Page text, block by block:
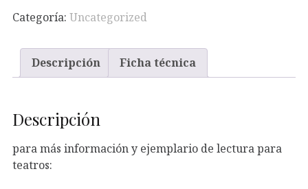
Categoría: Uncategorized
Descripción Ficha técnica
Descripción
para más información y ejemplario de lectura para
teatros: